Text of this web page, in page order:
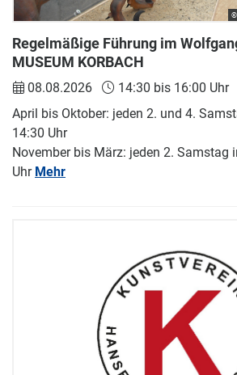
Regelmäßige Führung im
MUSEUM KORBACH
08.08.2026
14:30 bis 16:00 Uhr
April bis Oktober: jeden 2. und 4.
14:30 Uhr
November bis März: jeden 2. Samstag
Uhr Mehr
©